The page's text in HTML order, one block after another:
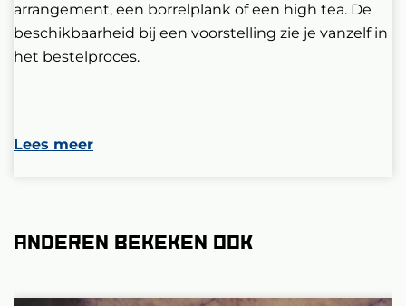
arrangement, een borrelplank of een high tea. De
beschikbaarheid bij een voorstelling zie je vanzelf in
het bestelproces.
Lees meer
Anderen bekeken ook